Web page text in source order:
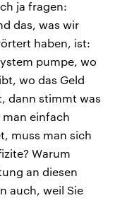
ja fragen:
das, was wir
haben, ist:
pumpe, wo
wo das Geld
dann stimmt was
einfach
muss man sich
Warum
an diesen
auch, weil Sie